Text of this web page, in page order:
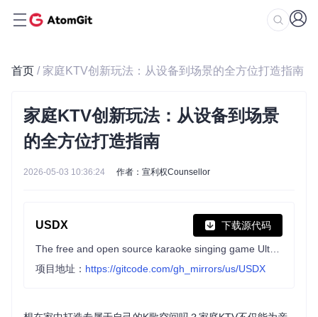
首页 / 家庭KTV创新玩法：从设备到场景的全方位打造指南
家庭KTV创新玩法：从设备到场景
的全方位打造指南
2026-05-03 10:36:24 作者：宣利权Counsellor
USDX 下载源代码
项目地址： https://gitcode.com/gh_mirrors/us/USDX